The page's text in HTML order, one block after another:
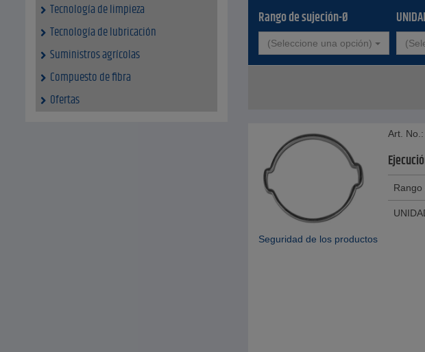
Tecnología de limpieza
Tecnología de lubricación
Suministros agrícolas
Compuesto de fibra
Ofertas
Rango de sujeción-Ø
(Seleccione una opción)
Art.
Seguridad de los productos